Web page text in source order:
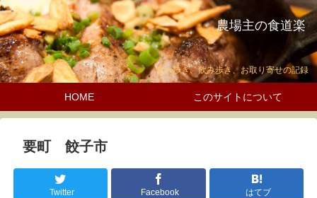
農場主の食道楽
食べ歩き、飲み歩き、お取り寄せの記録
HOME このサイトについて
要町 餃子市
Twitter Facebook はてブ